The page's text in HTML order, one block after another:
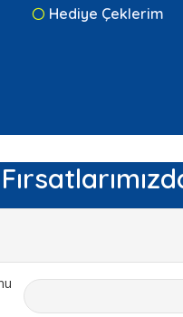
Hediye Çeklerim